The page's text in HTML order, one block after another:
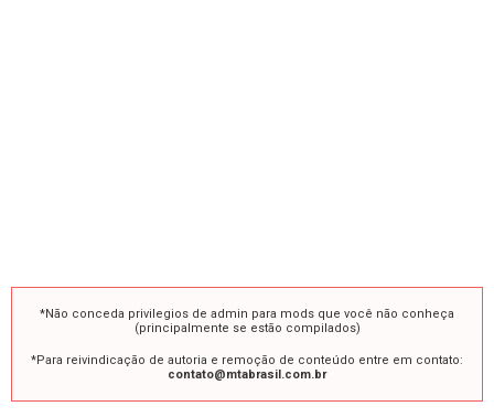
*Não conceda privilegios de admin para mods que você não conheça
(principalmente se estão compilados)
*Para reivindicação de autoria e remoção de conteúdo entre em contato:
contato@mtabrasil.com.br